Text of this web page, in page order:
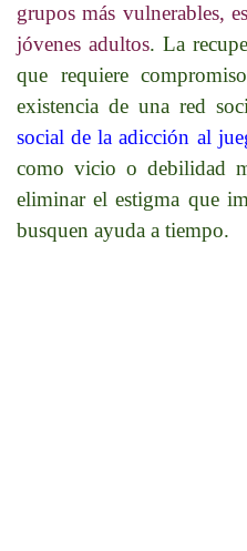
grupos más vulnerables,
jóvenes adultos. La
que requiere
existencia de una red
social de la adicción al
como vicio o debilidad
eliminar el estigma que
busquen ayuda a tiempo.